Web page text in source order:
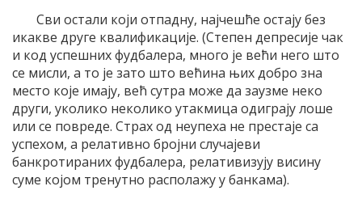
Сви остали који отпадну, најчешће остају без
икакве друге квалификације. (Степен депресије чак
и код успешних фудбалера, много је већи него што
се мисли, а то је зато што већина њих добро зна
место које имају, већ сутра може да заузме неко
други, уколико неколико утакмица одиграју лоше
или се повреде. Страх од неупеха не престаје са
успехом, а релативно бројни случајеви
банкротираних фудбалера, релативизују висину
суме којом тренутно располажу у банкама).